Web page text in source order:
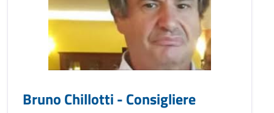
Bruno Chillotti - Consigliere